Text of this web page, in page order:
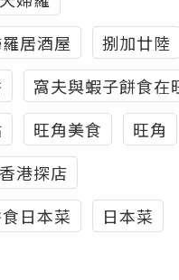
居酒屋
捌加廿陸
窩夫與蝦子餅食在
旺角美食
旺角
香港探店
日本菜
日本菜